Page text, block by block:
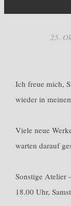
25.
Ich freue mich,
wieder in
Viele neue
warten darauf
Sonstige Atelier
18.00 Uhr,